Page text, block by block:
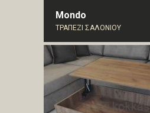
Mondo
ΤΡΑΠΕΖΙ ΣΑΛΟΝΙΟΥ